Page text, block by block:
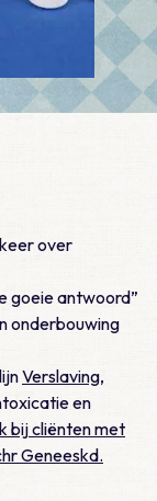
over
goeie antwoord”
onderbouwing
Verslaving,
en
bij cliënten met
Geneeskd.